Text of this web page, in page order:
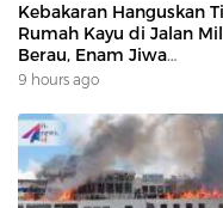
Kebakaran Hanguskan
Rumah Kayu di Jalan
Berau, Enam Jiwa
Terdampak
9 hours ago